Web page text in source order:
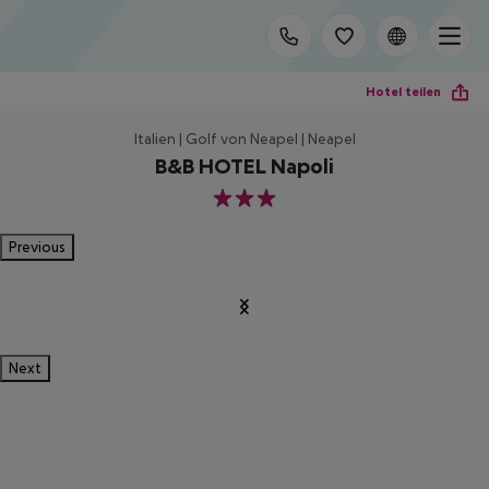
Hotel teilen
Italien | Golf von Neapel | Neapel
B&B HOTEL Napoli
3
Previous
Next